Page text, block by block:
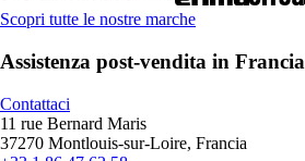
Scopri tutte le nostre marche
Assistenza post-vendita in Francia
Contattaci
11 rue Bernard Maris
37270 Montlouis-sur-Loire, Francia